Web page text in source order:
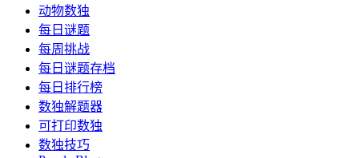
动物数独
每日谜题
每周挑战
每日谜题存档
每日排行榜
数独解题器
可打印数独
数独技巧